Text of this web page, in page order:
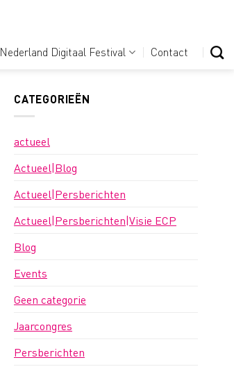
Nederland Digitaal Festival Contact
CATEGORIEËN
actueel
Actueel|Blog
Actueel|Persberichten
Actueel|Persberichten|Visie ECP
Blog
Events
Geen categorie
Jaarcongres
Persberichten